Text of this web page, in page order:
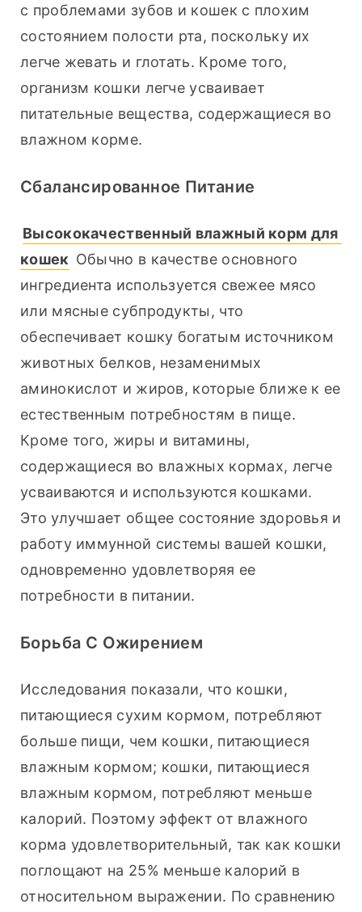
с проблемами зубов и кошек с плохим
состоянием полости рта, поскольку их
легче жевать и глотать. Кроме того,
организм кошки легче усваивает
питательные вещества, содержащиеся во
влажном корме.
Сбалансированное Питание
Высококачественный влажный корм для
кошек Обычно в качестве основного
ингредиента используется свежее мясо
или мясные субпродукты, что
обеспечивает кошку богатым источником
животных белков, незаменимых
аминокислот и жиров, которые ближе к ее
естественным потребностям в пище.
Кроме того, жиры и витамины,
содержащиеся во влажных кормах, легче
усваиваются и используются кошками.
Это улучшает общее состояние здоровья и
работу иммунной системы вашей кошки,
одновременно удовлетворяя ее
потребности в питании.
Борьба С Ожирением
Исследования показали, что кошки,
питающиеся сухим кормом, потребляют
больше пищи, чем кошки, питающиеся
влажным кормом; кошки, питающиеся
влажным кормом, потребляют меньше
калорий. Поэтому эффект от влажного
корма удовлетворительный, так как кошки
поглощают на 25% меньше калорий в
относительном выражении. По сравнению